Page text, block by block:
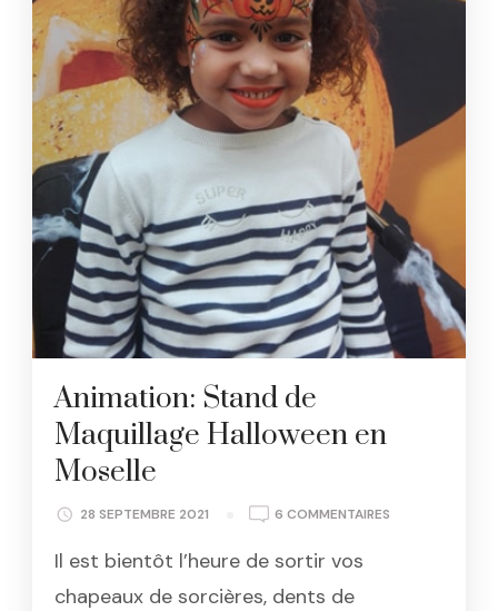
Animation: Stand de
Maquillage Halloween en
Moselle
28 SEPTEMBRE 2021 6 COMMENTAIRES
Il est bientôt l’heure de sortir vos
chapeaux de sorcières, dents de